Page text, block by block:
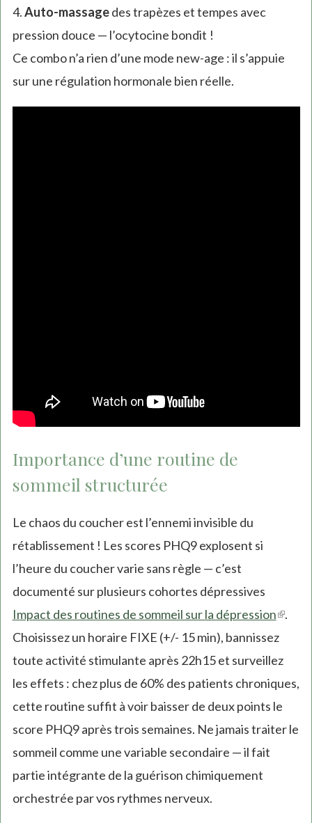
4.Auto-massagedes trapèzes et tempes avec
pression douce — l’ocytocine bondit !
Ce combo n’a rien d’une mode new-age : il s’appuie
sur une régulation hormonale bien réelle.
Importance d’une routine de
sommeil structurée
Le chaos du coucher est l’ennemi invisible du
rétablissement ! Les scores PHQ9 explosent si
l’heure du coucher varie sans règle — c’est
documenté sur plusieurs cohortes dépressives
Impact des routines de sommeil sur la dépression(link
is
.
Choisissez un horaire FIXE (+/- 15 min), bannissez
toute activité stimulante après 22h15 et surveillez
les effets : chez plus de 60% des patients chroniques,
cette routine suffit à voir baisser de deux points le
score PHQ9 après trois semaines. Ne jamais traiter le
sommeil comme une variable secondaire — il fait
partie intégrante de la guérison chimiquement
orchestrée par vos rythmes nerveux.